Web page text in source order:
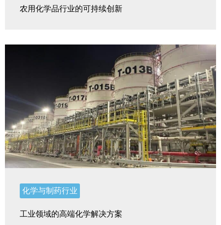
农用化学品行业的可持续创新
化学与制药行业
工业领域的高端化学解决方案